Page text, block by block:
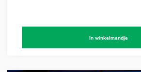
In winkelmandje